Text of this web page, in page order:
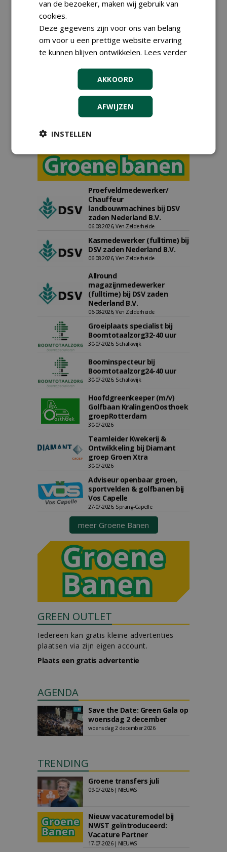
Meld je aan voor onze digitale
nieuwsbrief.
Proefveldmedewerker/
Chauffeur
landbouwmachines bij DSV
zaden Nederland B.V.
06-08-2026, Ven-Zelderheide
Kasmedewerker (fulltime) bij
DSV zaden Nederland B.V.
06-08-2026, Ven-Zelderheide
Allround
magazijnmedewerker
(fulltime) bij DSV zaden
Nederland B.V.
06-08-2026, Ven Zelderheide
Groeiplaats specialist bij
Boomtotaalzorg32-40 uur
30-07-2026, Schalkwijk
Boominspecteur bij
Boomtotaalzorg24-40 uur
30-07-2026, Schalkwijk
Hoofdgreenkeeper (m/v)
Golfbaan KralingenOosthoek
groepRotterdam
30-07-2026
Teamleider Kwekerij &
Ontwikkeling bij Diamant
groep Groen Xtra
30-07-2026
Adviseur openbaar groen,
sportvelden & golfbanen bij
Vos Capelle
27-07-2026, Sprang-Capelle
meer Groene Banen
GREEN OUTLET
Iedereen kan gratis kleine advertenties
plaatsen via zijn eigen account.
Plaats een gratis advertentie
AGENDA
Save the Date: Green Gala op
woensdag 2 december
woensdag 2 december 2026
TRENDING
Groene transfers juli
09-07-2026 | NIEUWS
Nieuw vacaturemodel bij
NWST geïntroduceerd:
Vacature Partner
17-07-2026 | NIEUWS
van de bezoeker, maken wij gebruik van
cookies.
Deze gegevens zijn voor ons van belang
om voor u een prettige website ervaring
te kunnen blijven ontwikkelen. Lees verder
AKKOORD
AFWIJZEN
INSTELLEN